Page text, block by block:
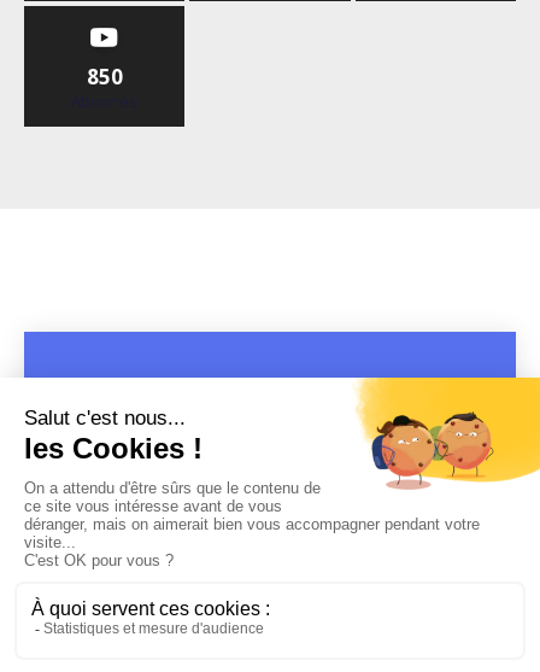
850
Abonnés
MENTIONS LÉGALES-POLITIQUE DE CONFIDENTIALITÉ
FRANÇAIS-